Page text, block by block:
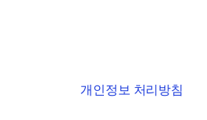
개인정보 처리방침